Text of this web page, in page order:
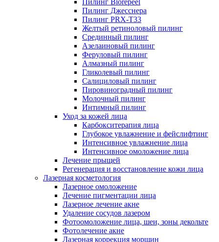
Пилинг Biorepeel
Пилинг Джесснера
Пилинг PRX-T33
Желтый ретиноловый пилинг
Срединный пилинг
Азелаиновый пилинг
Феруловый пилинг
Алмазный пилинг
Гликолевый пилинг
Салициловый пилинг
Пировиноградный пилинг
Молочный пилинг
Интимный пилинг
Уход за кожей лица
Карбокситерапия лица
Глубокое увлажнение и фейслифтинг
Интенсивное увлажнение лица
Интенсивное омоложение лица
Лечение прыщей
Регенерация и восстановление кожи лица
Лазерная косметология
Лазерное омоложение
Лечение пигментации лица
Лазерное лечение акне
Удаление сосудов лазером
Фотоомоложение лица, шеи, зоны декольте
Фотолечение акне
Лазерная коррекция морщин